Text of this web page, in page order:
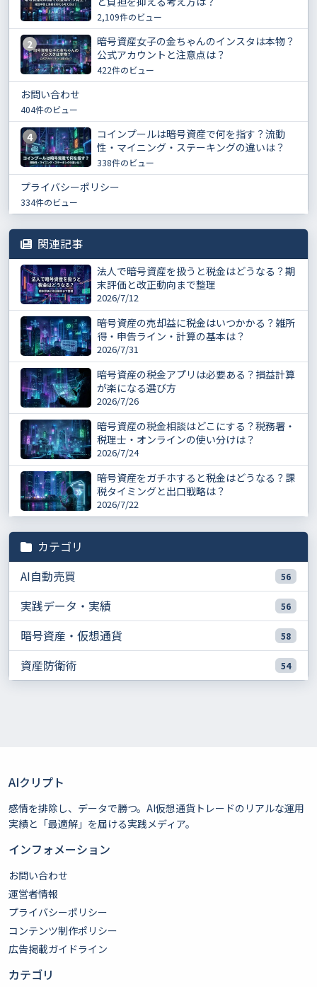
2,109件のビュー
2
暗号資産女子の金ちゃんのインスタは本物？
公式アカウントと注意点は？
422件のビュー
お問い合わせ
404件のビュー
4
コインプールは暗号資産で何を指す？流動
性・マイニング・ステーキングの違いは？
338件のビュー
プライバシーポリシー
334件のビュー
関連記事
法人で暗号資産を扱うと税金はどうなる？期
末評価と改正動向まで整理
2026/7/12
暗号資産の売却益に税金はいつかかる？雑所
得・申告ライン・計算の基本は？
2026/7/31
暗号資産の税金アプリは必要ある？損益計算
が楽になる選び方
2026/7/26
暗号資産の税金相談はどこにする？税務署・
税理士・オンラインの使い分けは？
2026/7/24
暗号資産をガチホすると税金はどうなる？課
税タイミングと出口戦略は？
2026/7/22
カテゴリ
AI自動売買
56
実践データ・実績 56
暗号資産・仮想通貨 58
資産防衛術 54
AIクリプト
感情を排除し、データで勝つ。AI仮想通貨トレードのリアルな運用
実績と「最適解」を届ける実践メディア。
インフォメーション
お問い合わせ
運営者情報
プライバシーポリシー
コンテンツ制作ポリシー
広告掲載ガイドライン
カテゴリ